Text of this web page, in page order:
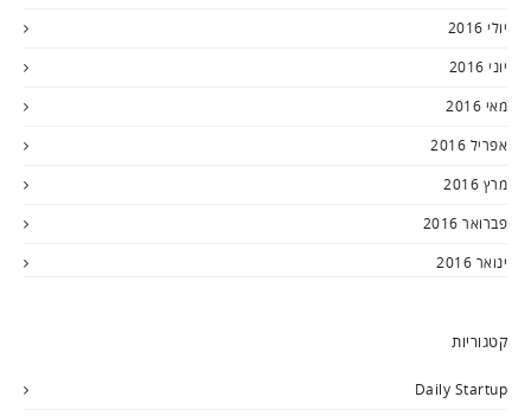
יולי 2016
יוני 2016
מאי 2016
אפריל 2016
מרץ 2016
פברואר 2016
ינואר 2016
קטגוריות
Daily Startup